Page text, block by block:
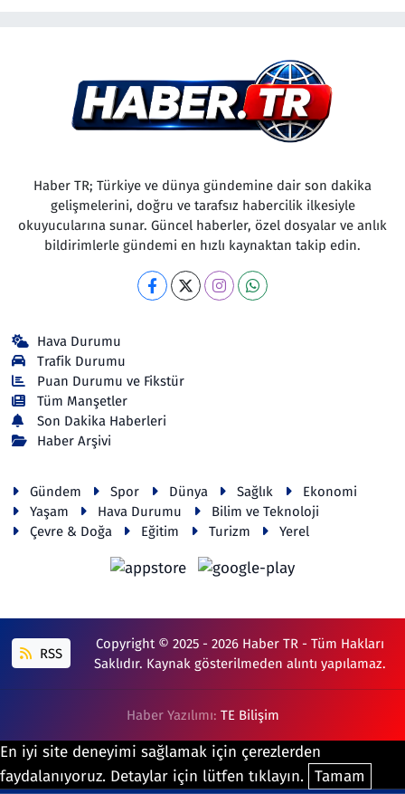
Haber TR; Türkiye ve dünya gündemine dair son dakika
gelişmelerini, doğru ve tarafsız habercilik ilkesiyle
okuyucularına sunar. Güncel haberler, özel dosyalar ve anlık
bildirimlerle gündemi en hızlı kaynaktan takip edin.
Hava Durumu
Trafik Durumu
Puan Durumu ve Fikstür
Tüm Manşetler
Son Dakika Haberleri
Haber Arşivi
Gündem Spor Dünya Sağlık
Ekonomi
Yaşam
Hava Durumu
Bilim ve Teknoloji
Çevre & Doğa
Eğitim Turizm Yerel
RSS
Copyright © 2025 - 2026 Haber TR - Tüm Hakları
Saklıdır. Kaynak gösterilmeden alıntı yapılamaz.
Haber Yazılımı: TE Bilişim
En iyi site deneyimi sağlamak için çerezlerden
faydalanıyoruz. Detaylar için lütfen tıklayın.
Tamam